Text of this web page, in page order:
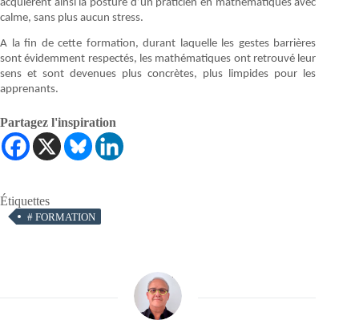
acquièrent ainsi la posture d’un praticien en mathématiques avec
calme, sans plus aucun stress.
A la fin de cette formation, durant laquelle les gestes barrières
sont évidemment respectés, les mathématiques ont retrouvé leur
sens et sont devenues plus concrètes, plus limpides pour les
apprenants.
Partagez l'inspiration
Étiquettes
# FORMATION